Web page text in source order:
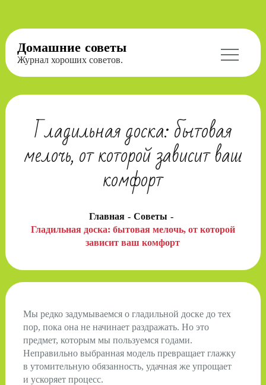
Перейти
содержимому
Домашние советы
Журнал хороших советов.
Гладильная доска: бытовая
мелочь, от которой зависит ваш
комфорт
Главная
Советы
Гладильная доска: бытовая мелочь, от которой
зависит ваш комфорт
Мы редко задумываемся о гладильной доске до тех
пор, пока она не начинает раздражать. Но это
предмет, которым мы пользуемся годами.
Неправильно выбранная модель превращает глажку
в утомительную обязанность, удачная же упрощает
и ускоряет процесс.